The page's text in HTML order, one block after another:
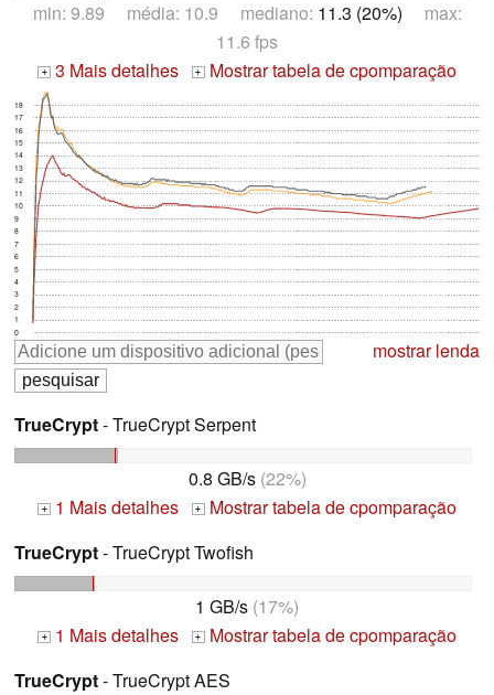
min: 9.89 média: 10.9 mediano: 11.3 (20%) max:
11.6 fps
+ 3 Mais detalhes + Mostrar tabela de cpomparação
0
1
2
3
4
5
6
7
8
9
10
11
12
13
14
15
16
17
18
mostrar lenda
TrueCrypt- TrueCrypt Serpent
0.8 GB/s(22%)
+ 1 Mais detalhes + Mostrar tabela de cpomparação
TrueCrypt- TrueCrypt Twofish
1 GB/s (17%)
+ 1 Mais detalhes + Mostrar tabela de cpomparação
TrueCrypt- TrueCrypt AES